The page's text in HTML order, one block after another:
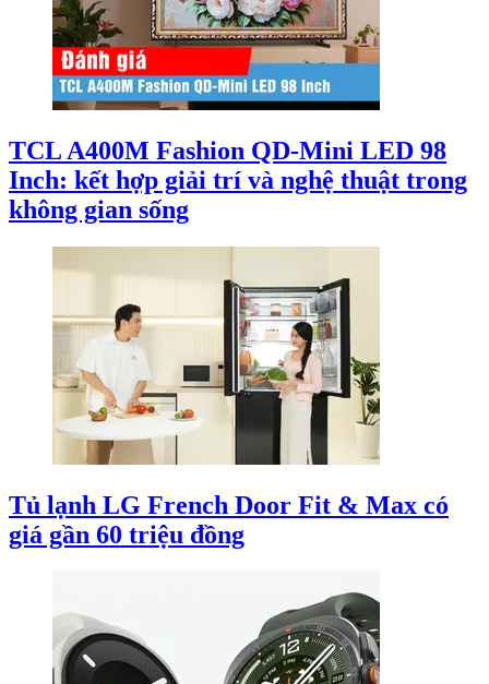
TCL A400M Fashion QD-Mini LED 98
Inch: kết hợp giải trí và nghệ thuật trong
không gian sống
Tủ lạnh LG French Door Fit & Max có
giá gần 60 triệu đồng